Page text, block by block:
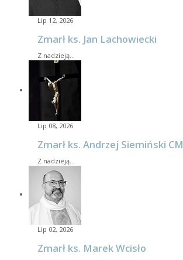
Lip 12, 2026
Zmarł ks. Jan Lachowiecki
Z nadzieją…
Lip 08, 2026
Zmarł ks. Andrzej Siemiński CM
Z nadzieją…
Lip 02, 2026
Zmarł ks. Marek Wcisło